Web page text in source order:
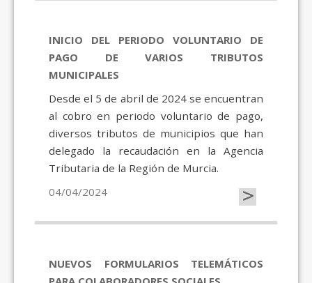
INICIO DEL PERIODO VOLUNTARIO DE
PAGO DE VARIOS TRIBUTOS
MUNICIPALES
Desde el 5 de abril de 2024 se encuentran
al cobro en periodo voluntario de pago,
diversos tributos de municipios que han
delegado la recaudación en la Agencia
Tributaria de la Región de Murcia.
04/04/2024
>
NUEVOS FORMULARIOS TELEMÁTICOS